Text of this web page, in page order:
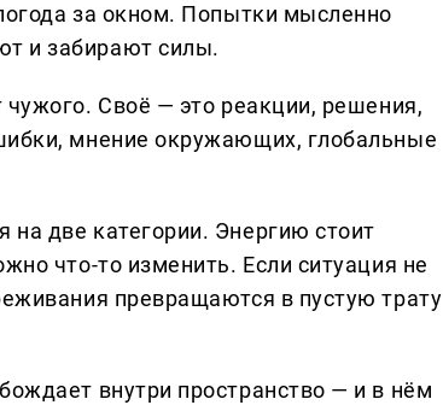
за окном. Попытки мысленно
и забирают силы.
Своё — это реакции, решения,
мнение окружающих, глобальные
две категории. Энергию стоит
что-то изменить. Если ситуация не
превращаются в пустую трату
внутри пространство — и в нём